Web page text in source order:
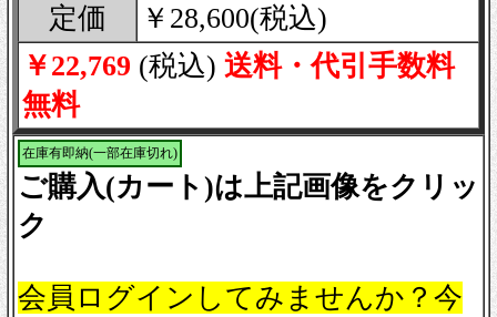
定価
￥28,600(税込)
￥22,769 (税込) 送料・代引手数料
無料
在庫有即納(一部在庫切れ)
ご購入(カート)は上記画像をクリッ
ク
会員ログインしてみませんか？今